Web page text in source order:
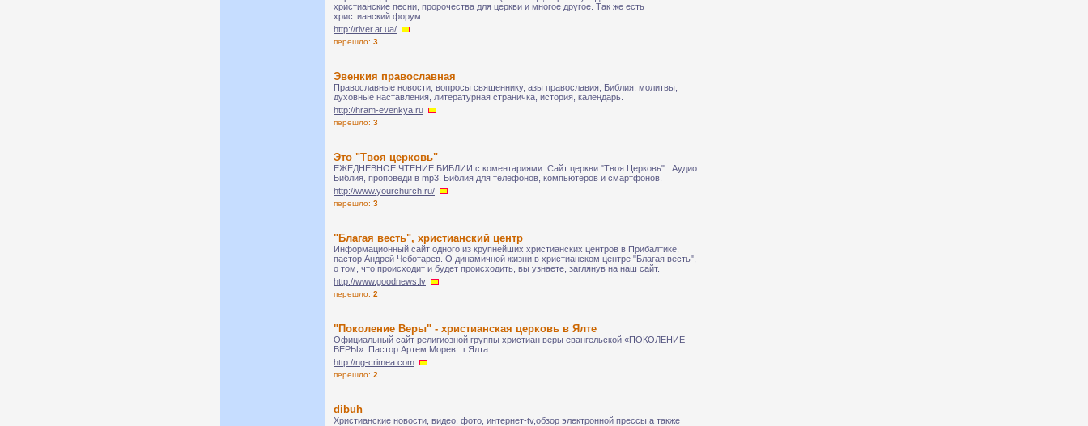
христианские песни, пророчества для церкви и многое другое. Так же есть
христианский форум.
http://river.at.ua/
перешло: 3
Эвенкия православная
Православные новости, вопросы священнику, азы православия, Библия, молитвы,
духовные наставления, литературная страничка, история, календарь.
http://hram-evenkya.ru
перешло: 3
Это "Твоя церковь"
ЕЖЕДНЕВНОЕ ЧТЕНИЕ БИБЛИИ с коментариями. Сайт церкви "Твоя Церковь" . Аудио
Библия, проповеди в mp3. Библия для телефонов, компьютеров и смартфонов.
http://www.yourchurch.ru/
перешло: 3
"Благая весть", христианский центр
Информационный сайт одного из крупнейших христианских центров в Прибалтике,
пастор Андрей Чеботарев. О динамичной жизни в христианском центре "Благая весть",
о том, что происходит и будет происходить, вы узнаете, заглянув на наш сайт.
http://www.goodnews.lv
перешло: 2
"Поколение Веры" - христианская церковь в Ялте
Официальный сайт религиозной группы христиан веры евангельской «ПОКОЛЕНИЕ
ВЕРЫ». Пастор Артем Морев . г.Ялта
http://ng-crimea.com
перешло: 2
dibuh
Христианские новости, видео, фото, интернет-tv,обзор электронной прессы,а также